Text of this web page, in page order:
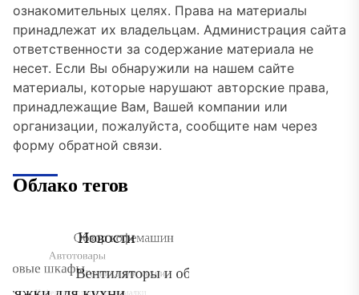
ознакомительных целях. Права на материалы
принадлежат их владельцам. Администрация сайта
ответственности за содержание материала не
несет. Если Вы обнаружили на нашем сайте
материалы, которые нарушают авторские права,
принадлежащие Вам, Вашей компании или
организации, пожалуйста, сообщите нам через
форму обратной связи.
Облако тегов